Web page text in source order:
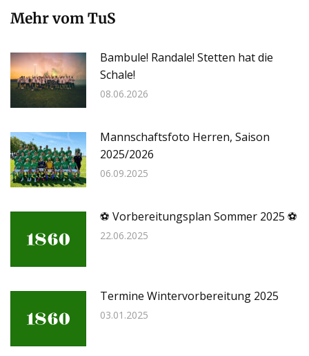
Mehr vom TuS
Bambule! Randale! Stetten hat die
Schale!
08.06.2026
Mannschaftsfoto Herren, Saison
2025/2026
06.09.2025
⚽ Vorbereitungsplan Sommer 2025 ⚽
22.06.2025
Termine Wintervorbereitung 2025
03.01.2025